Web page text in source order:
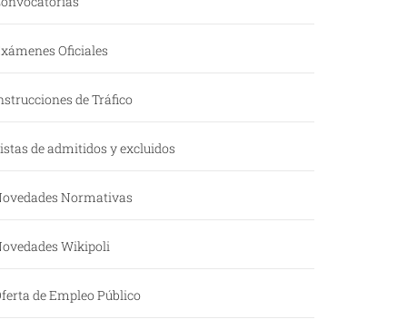
Oficiales
de Tráfico
de admitidos y excluidos
Normativas
Wikipoli
de Empleo Público